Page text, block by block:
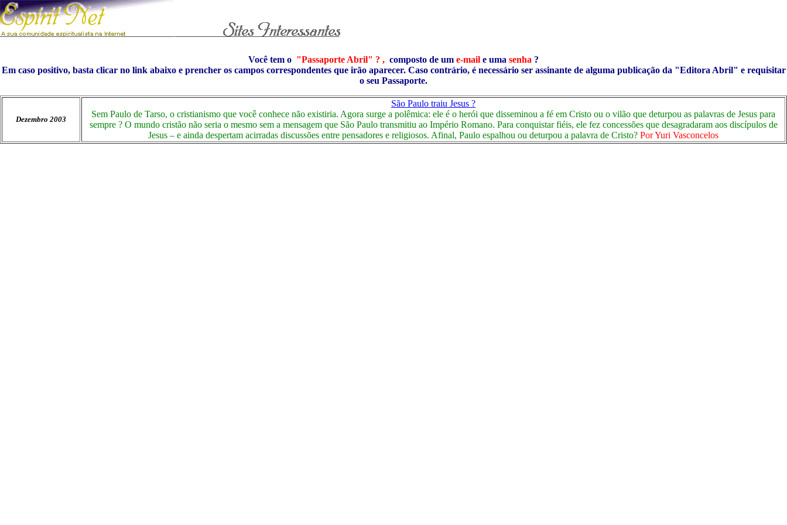
Você tem o "Passaporte Abril" ? , composto de um e-mail e uma senha ?
Em caso positivo, basta clicar no link abaixo e prencher os campos correspondentes que irão aparecer. Caso contrário, é necessário ser assinante de alguma publicação da "Editora Abril" e requisitar
o seu Passaporte.
Dezembro 2003
São Paulo traiu Jesus ?
Sem Paulo de Tarso, o cristianismo que você conhece não existiria. Agora surge a polêmica: ele é o herói que disseminou a fé em Cristo ou o vilão que deturpou as palavras de Jesus para
sempre ? O mundo cristão não seria o mesmo sem a mensagem que São Paulo transmitiu ao Império Romano. Para conquistar fiéis, ele fez concessões que desagradaram aos discípulos de
Jesus – e ainda despertam acirradas discussões entre pensadores e religiosos. Afinal, Paulo espalhou ou deturpou a palavra de Cristo? PorYuri Vasconcelos